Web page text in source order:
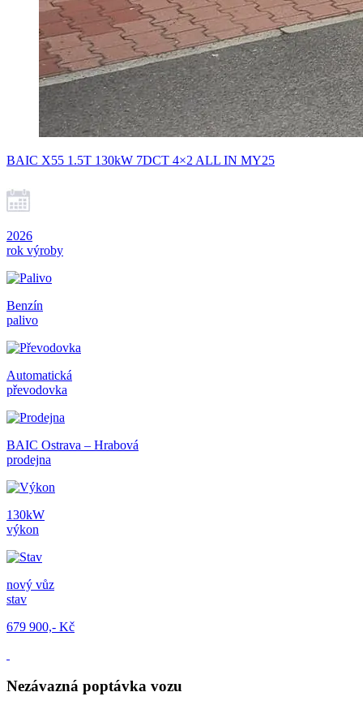
BAIC X55 1.5T 130kW 7DCT 4×2 ALL IN MY25
2026
rok výroby
Benzín
palivo
Automatická
převodovka
BAIC Ostrava – Hrabová
prodejna
130kW
výkon
nový vůz
stav
679 900,- Kč
Nezávazná poptávka vozu